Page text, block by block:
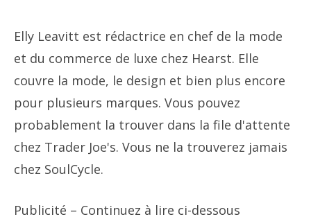
Elly Leavitt est rédactrice en chef de la mode
et du commerce de luxe chez Hearst. Elle
couvre la mode, le design et bien plus encore
pour plusieurs marques. Vous pouvez
probablement la trouver dans la file d'attente
chez Trader Joe's. Vous ne la trouverez jamais
chez SoulCycle.
Publicité – Continuez à lire ci-dessous